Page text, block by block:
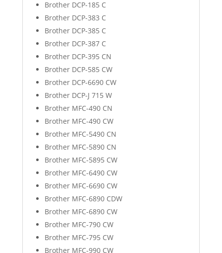
Brother DCP-185 C
Brother DCP-383 C
Brother DCP-385 C
Brother DCP-387 C
Brother DCP-395 CN
Brother DCP-585 CW
Brother DCP-6690 CW
Brother DCP-J 715 W
Brother MFC-490 CN
Brother MFC-490 CW
Brother MFC-5490 CN
Brother MFC-5890 CN
Brother MFC-5895 CW
Brother MFC-6490 CW
Brother MFC-6690 CW
Brother MFC-6890 CDW
Brother MFC-6890 CW
Brother MFC-790 CW
Brother MFC-795 CW
Brother MFC-990 CW